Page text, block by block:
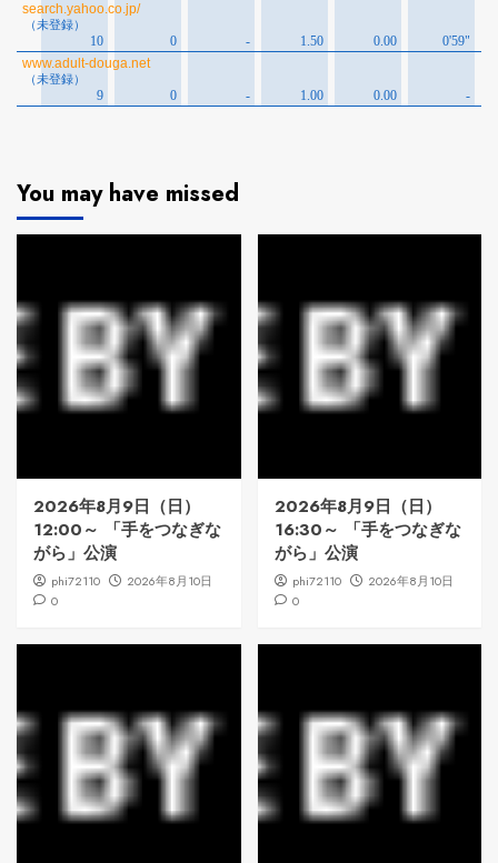
You may have missed
2026年8月9日（日）
12:00～ 「手をつなぎな
がら」公演
phi72110
2026年8月10日
0
2026年8月9日（日）
16:30～ 「手をつなぎな
がら」公演
phi72110
2026年8月10日
0